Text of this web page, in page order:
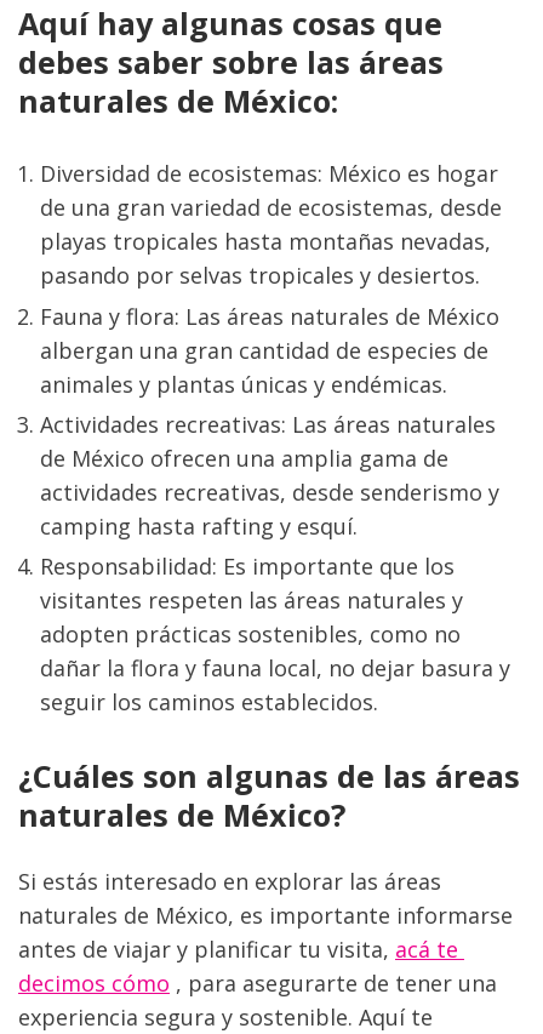
Aquí hay algunas cosas que
debes saber sobre las áreas
naturales de México:
Diversidad de ecosistemas: México es hogar
de una gran variedad de ecosistemas, desde
playas tropicales hasta montañas nevadas,
pasando por selvas tropicales y desiertos.
Fauna y flora: Las áreas naturales de México
albergan una gran cantidad de especies de
animales y plantas únicas y endémicas.
Actividades recreativas: Las áreas naturales
de México ofrecen una amplia gama de
actividades recreativas, desde senderismo y
camping hasta rafting y esquí.
Responsabilidad: Es importante que los
visitantes respeten las áreas naturales y
adopten prácticas sostenibles, como no
dañar la flora y fauna local, no dejar basura y
seguir los caminos establecidos.
¿Cuáles son algunas de las áreas
naturales de México?
Si estás interesado en explorar las áreas
naturales de México, es importante informarse
antes de viajar y planificar tu visita, acá te
decimos cómo , para asegurarte de tener una
experiencia segura y sostenible. Aquí te